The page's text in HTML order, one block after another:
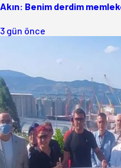
Akın: Benim derdim
3 gün önce